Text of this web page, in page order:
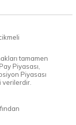
tamamen
Piyasası,
Piyasası
verilerdir.